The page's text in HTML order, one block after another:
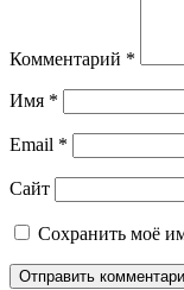
Комментарий *
Имя *
Email *
Сайт
Сохранить моё